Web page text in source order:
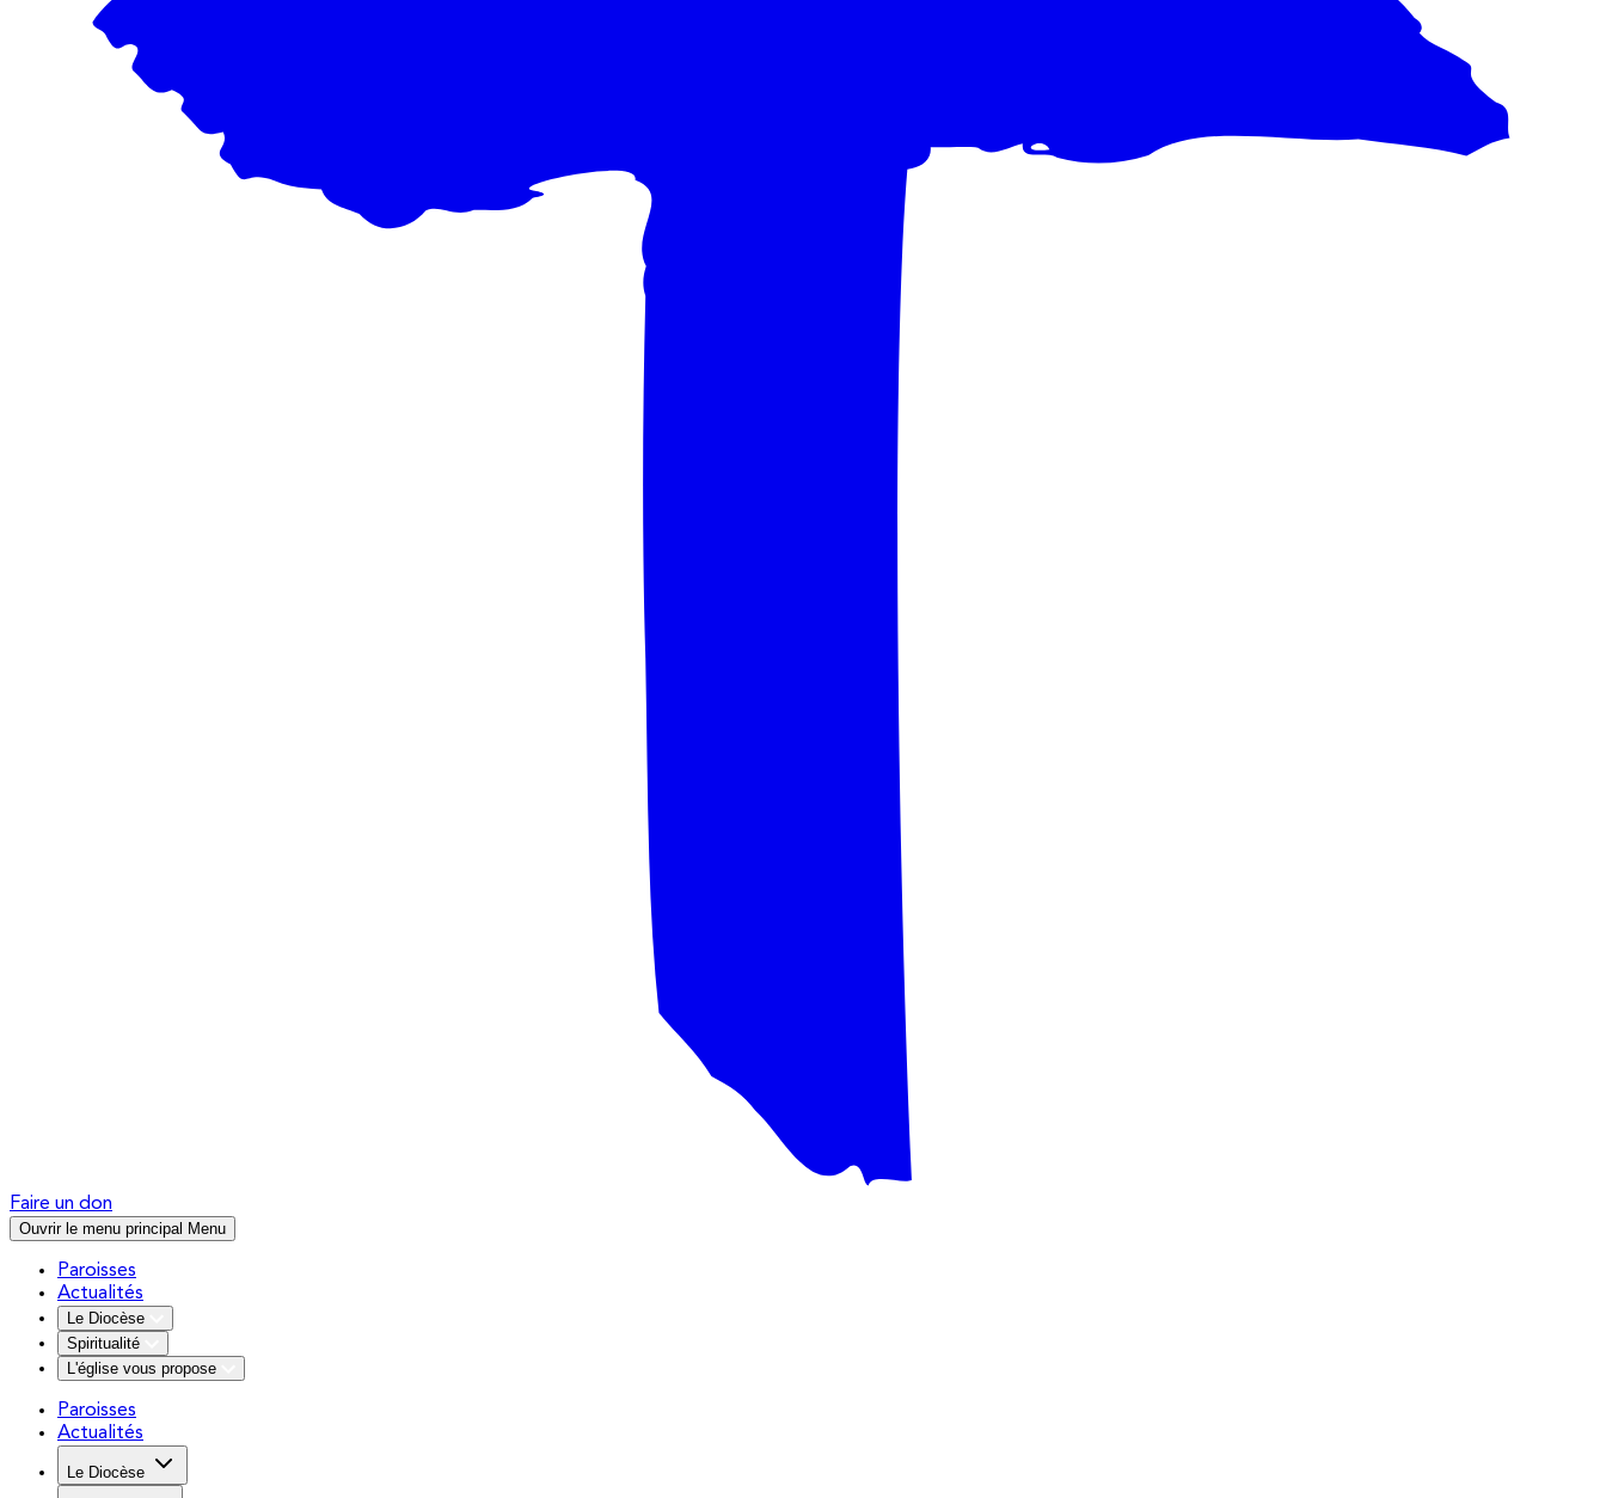
Faire un don
Ouvrir le menu principal Menu
Paroisses
Actualités
Le Diocèse
Spiritualité
L'église vous propose
Paroisses
Actualités
Le Diocèse